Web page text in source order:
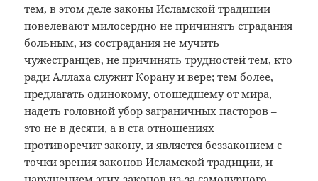
тем, в этом деле законы Исламской традиции
повелевают милосердно не причинять страдания
больным, из сострадания не мучить
чужестранцев, не причинять трудностей тем, кто
ради Аллаха служит Корану и вере; тем более,
предлагать одинокому, отошедшему от мира,
надеть головной убор заграничных пасторов –
это не в десяти, а в ста отношениях
противоречит закону, и является беззаконием с
точки зрения законов Исламской традиции, и